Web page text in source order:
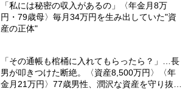
「私には秘密の収入があるの」〈年金月8万
円・79歳母〉毎月34万円を生み出していた"資
産の正体"
「その通帳も棺桶に入れてもらったら？」…長
男が叩きつけた断絶。〈資産8,500万円〉〈年
金月21万円〉77歳男性、潤沢な資産を守り抜い